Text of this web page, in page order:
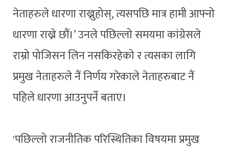
नेताहरुले धारणा राख्नुहोस्, त्यसपछि मात्र हामी आफ्नो
धारणा राख्ने छौं।’ उनले पछिल्लो समयमा कांग्रेसले
राम्रो पोजिसन लिन नसकिरहेको र त्यसका लागि
प्रमुख नेताहरुले नैं निर्णय गरेकाले नेताहरुबाट नैं
पहिले धारणा आउनुपर्ने बताए।
'पछिल्लो राजनीतिक परिस्थितिका विषयमा प्रमुख